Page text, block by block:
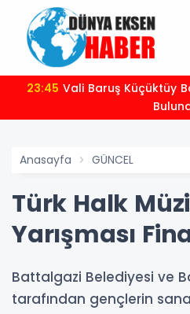
23:45
Anasayfa GÜNCEL
Türk Halk
Yarışması
Battalgazi Belediyesi ve
tarafından gençlerin